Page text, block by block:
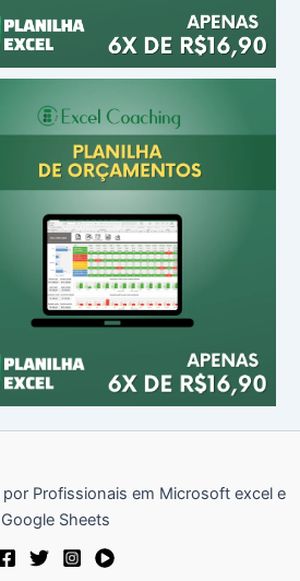
Profissionais em Microsoft excel e
Google Sheets